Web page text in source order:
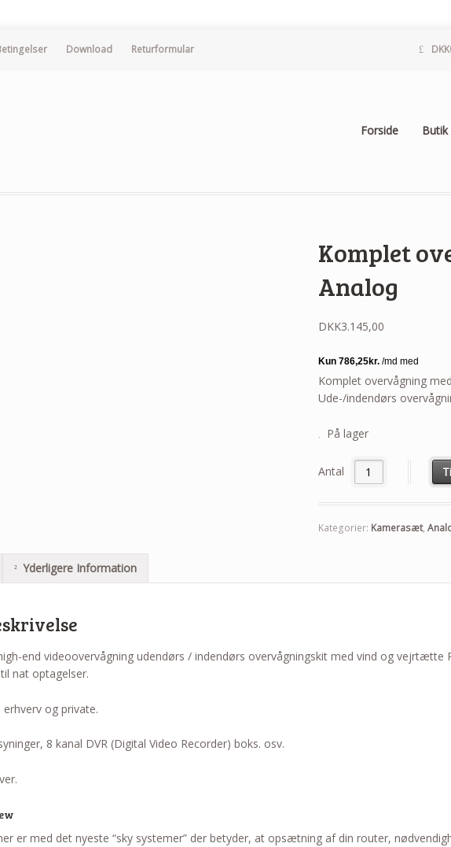
Download Returformular DKK
Forside Butik
Komplet
Analog
DKK3.145,00
Komplet overvågning
Ude-/indendørs
På lager
Antal
Kategorier: Kamerasæt,
Yderligere Information
end videoovervågning udendørs / indendørs overvågningskit med vind og vejrtætte
nat optagelser.
og private.
8 kanal DVR (Digital Video Recorder) boks. osv.
er med det nyeste “sky systemer” der betyder, at opsætning af din router,